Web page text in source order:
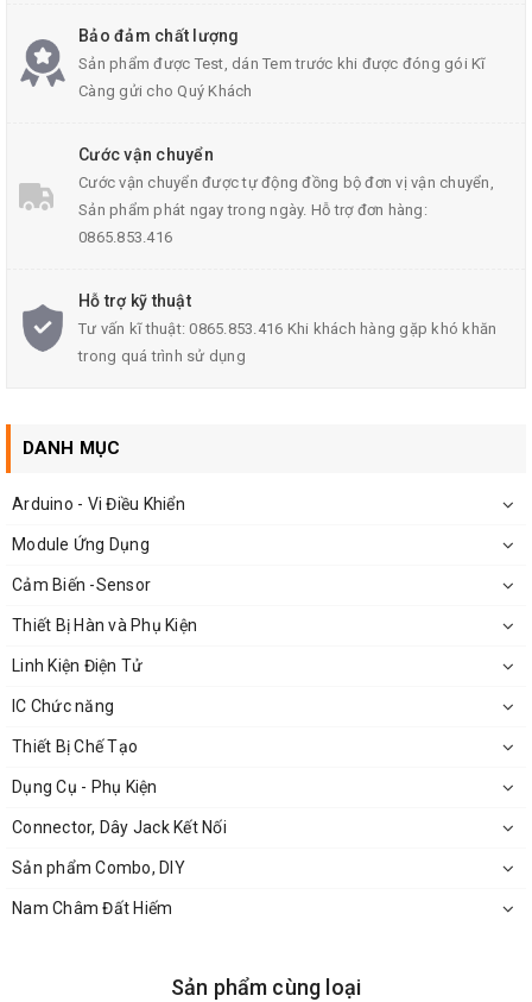
Product Category:
MCU
Mounting Style: SMD/SMT
Core: PIC16
Maximum Clock
Frequency:
Data RAM Size:
ADC Resolution:
Maximum Operating
Temperature:
Processor Series: PIC16
Bảo đảm chất lượng
Sản phẩm được Test, dán Tem trước khi được đóng gói Kĩ
Càng gửi cho Quý Khách
Cước vận chuyển
Cước vận chuyển được tự động đồng bộ đơn vị vận chuyển,
Sản phẩm phát ngay trong ngày. Hỗ trợ đơn hàng:
0865.853.416
Hỗ trợ kỹ thuật
Tư vấn kĩ thuật: 0865.853.416 Khi khách hàng gặp khó khăn
trong quá trình sử dụng
DANH MỤC
Arduino - Vi Điều Khiển
Module Ứng Dụng
Cảm Biến -Sensor
Thiết Bị Hàn và Phụ Kiện
Linh Kiện Điện Tử
IC Chức năng
Thiết Bị Chế Tạo
Dụng Cụ - Phụ Kiện
Connector, Dây Jack Kết Nối
Sản phẩm Combo, DIY
Nam Châm Đất Hiếm
Sản phẩm cùng loại